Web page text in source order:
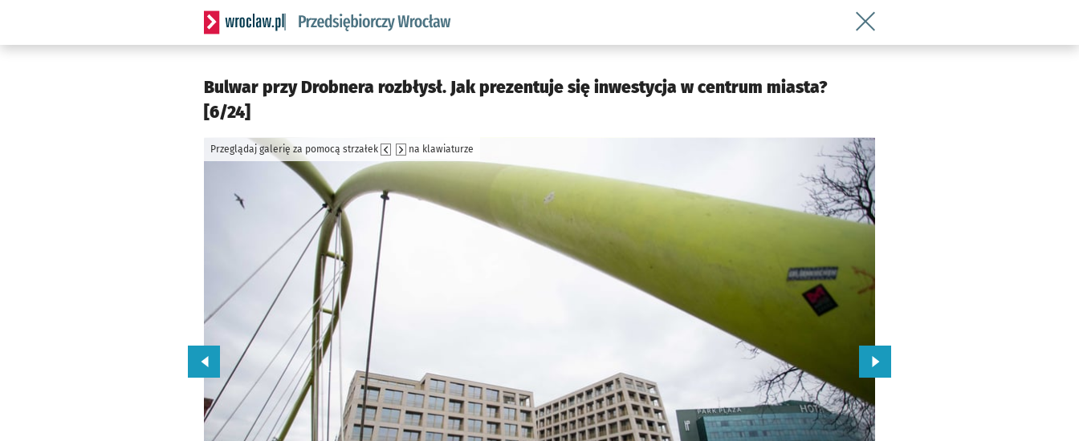
Serwis informacyjny wroclaw.pl podserwis: Strategia rozwoju przedsiębiorczości miasta Wrocławia
Wróć do artykułu Bulwar przy
Bulwar przy Drobnera rozbłysł. Jak prezentuje się inwestycja w centrum miasta?
[6/24]
Przeglądaj galerię za pomocą strzałek na klawiaturze
Przejdź do poprzedniego zdjęcia. Przejdź do kolejnego zdjęcia.